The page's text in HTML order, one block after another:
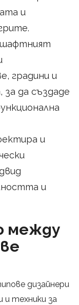
и
градини и
да създаде
и
и
между
дизайнери
и техники за